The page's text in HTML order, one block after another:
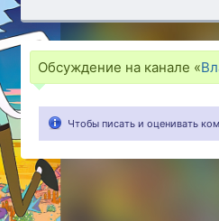
Обсуждение на канале «
Чтобы писать и оценивать